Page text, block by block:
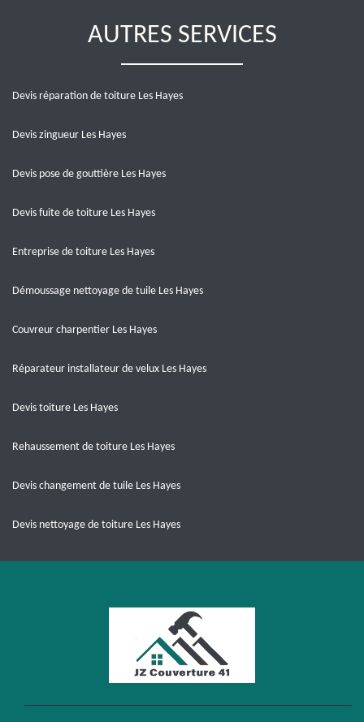
AUTRES SERVICES
Devis réparation de toiture Les Hayes
Devis zingueur Les Hayes
Devis pose de gouttière Les Hayes
Devis fuite de toiture Les Hayes
Entreprise de toiture Les Hayes
Démoussage nettoyage de tuile Les Hayes
Couvreur charpentier Les Hayes
Réparateur installateur de velux Les Hayes
Devis toiture Les Hayes
Rehaussement de toiture Les Hayes
Devis changement de tuile Les Hayes
Devis nettoyage de toiture Les Hayes